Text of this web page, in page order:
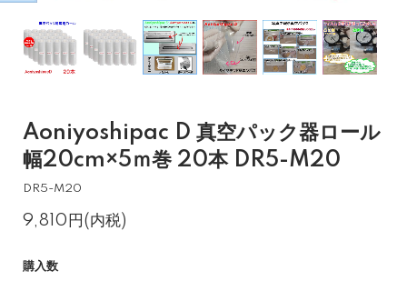
Aoniyoshipac D 真空パック器ロール
幅20cm×5ｍ巻 20本 DR5-M20
DR5-M20
9,810円(内税)
購入数